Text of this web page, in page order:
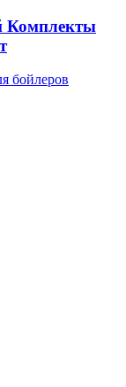
Комплекты
бойлеров